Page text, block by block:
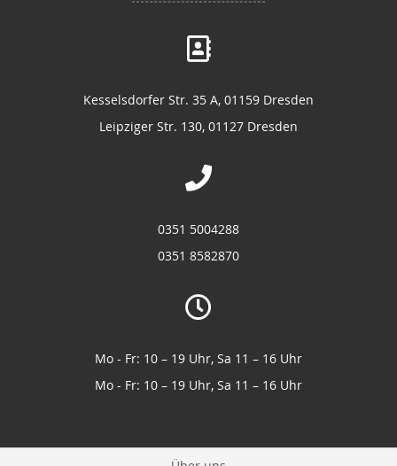
Kesselsdorfer Str. 35 A, 01159 Dresden
Leipziger Str. 130, 01127 Dresden
0351 5004288
0351 8582870
Mo - Fr: 10 – 19 Uhr, Sa 11 – 16 Uhr
Mo - Fr: 10 – 19 Uhr, Sa 11 – 16 Uhr